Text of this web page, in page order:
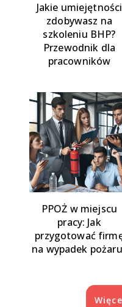
Jakie umiejętności
zdobywasz na
szkoleniu BHP?
Przewodnik dla
pracowników
PPOŻ w miejscu
pracy: Jak
przygotować
na wypadek